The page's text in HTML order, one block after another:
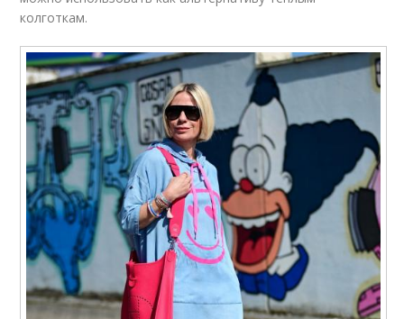
колготкам.